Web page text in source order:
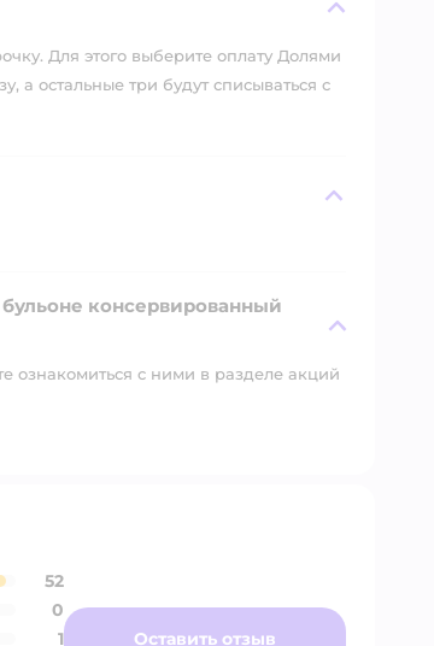
Для этого выберите оплату Долями
а остальные три будут списываться с
консервированный
ознакомиться с ними в разделе акций
52
0
1 Оставить отзыв